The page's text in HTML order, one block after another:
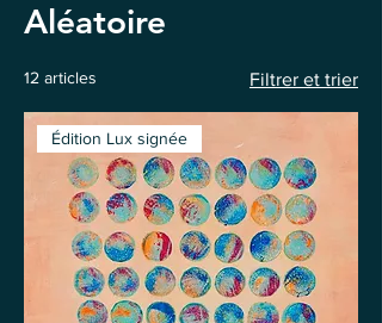
Aléatoire
12 articles Filtrer et trier
Édition Lux signée